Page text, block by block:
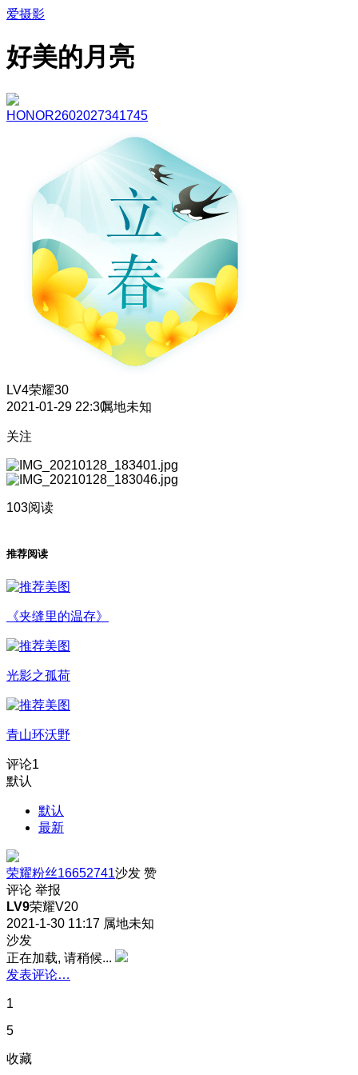
爱摄影
好美的月亮
HONOR2602027341745
LV4荣耀30
2021-01-29 22:30属地未知
关注
103阅读
推荐阅读
《夹缝里的温存》
光影之孤荷
青山环沃野
评论1
默认
默认
最新
荣耀粉丝16652741沙发 赞
评论 举报
LV9荣耀V20
2021-1-30 11:17 属地未知
沙发
正在加载, 请稍候...
发表评论…
1
5
收藏